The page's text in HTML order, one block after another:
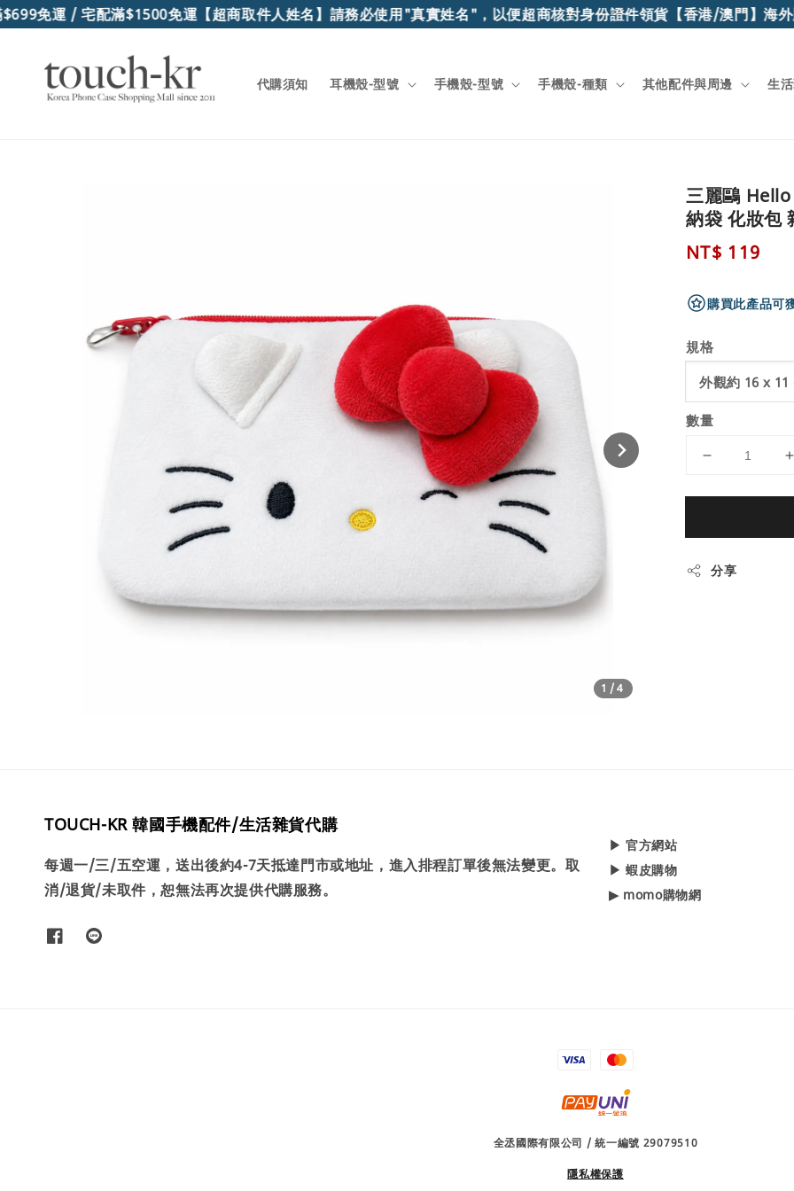
免運 / 宅配滿$1500免運【超商取件人姓名】請務必使用"真實姓名"，以便超商核對身份證件領貨【香港/澳門】海外
代購須知 耳機殼-型號 手機殼-型號 手機殼-種類 其他配件與周邊 生
1 /4
三麗鷗
納袋 化妝包
Regular
NT$ 119
購買此產品可
規格
數量
分享
TOUCH-KR 韓國手機配件/生活雜貨代購
每週一/三/五空運，送出後約4-7天抵達門市或地址，進入排程訂單後無法變更。取
消/退貨/未取件，恕無法再次提供代購服務。
▶ 官方網站
▶ 蝦皮購物
▶ momo購物網
全丞國際有限公司 / 統一編號 29079510
隱私權保護